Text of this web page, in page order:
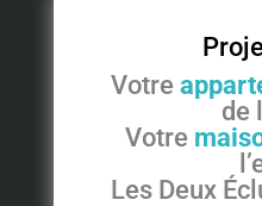
Votre
de
Votre
Les Deux